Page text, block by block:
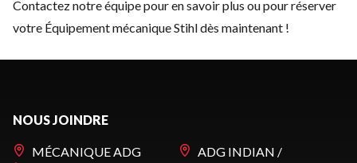
Contactez notre équipepour en savoir plus ou pour réserver
votre Équipement mécanique Stihl dès maintenant !
NOUS JOINDRE
MÉCANIQUE ADG ADG INDIAN /